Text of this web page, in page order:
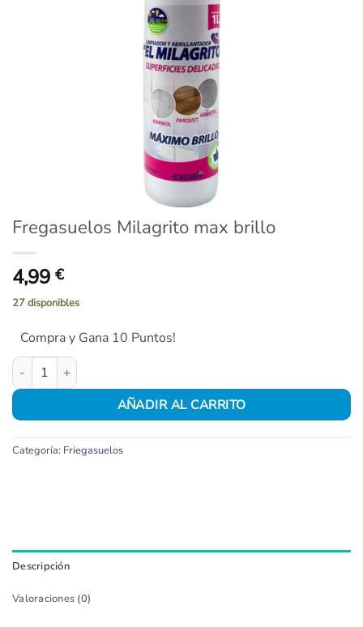
Fregasuelos Milagrito max brillo
4,99 €
27 disponibles
Compra y Gana 10 Puntos!
Fregasuelos Milagrito max brillo cantidad
AÑADIR AL CARRITO
Categoría: Friegasuelos
Descripción
Valoraciones (0)